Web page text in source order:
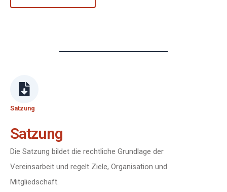
Satzung
Satzung
Die Satzung bildet die rechtliche Grundlage der
Vereinsarbeit und regelt Ziele, Organisation und
Mitgliedschaft.